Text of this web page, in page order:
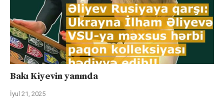
Bakı Kiyevin yanında
İyul 21, 2025